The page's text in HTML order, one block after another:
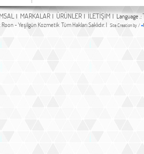
| MARKALAR | ÜRÜNLER | İLETİŞİM | Language .:
- Yeşilgün Kozmetik Tüm Hakları Saklıdır. | Site Creation by /+